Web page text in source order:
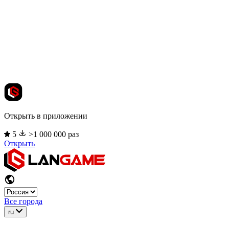
Открыть в приложении
5
>1 000 000 раз
Открыть
Все города
ru